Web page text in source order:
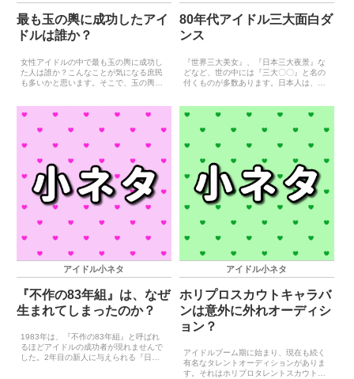
最も玉の輿に成功したアイ
ドルは誰か？
女性アイドルの中で最も玉の輿に成功し
た人は誰か？こんなことが気になる庶民
も多いかと思います。そこで、玉の輿と
ドルに類するような人も若干含みます）
80年代アイドル三大面白ダ
ンス
『世界三大美女』、『日本三大夜景』な
どなど、世の中には『三大〇〇』と名の
付くものが多数あります。日本人は、こ
が窺え、一節には『三大〇〇』は日本独
アイドル小ネタ
『不作の83年組』は、なぜ
生まれてしまったのか？
1983年は、『不作の83年組』と呼ばれ
るほどアイドルの成功者が現れませんで
した。2年目の新人に与えられる『日本
アイドル小ネタ
ホリプロスカウトキャラバ
ンは意外に外れオーディシ
ョン？
アイドルブーム期に始まり、現在も続く
有名なタレントオーディションがありま
す。それはホリプロタレントスカウトキ